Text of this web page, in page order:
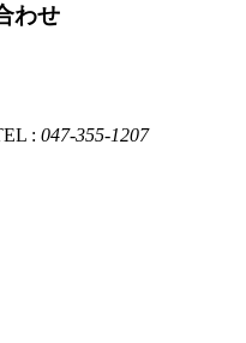
わせ
: 047-355-1207